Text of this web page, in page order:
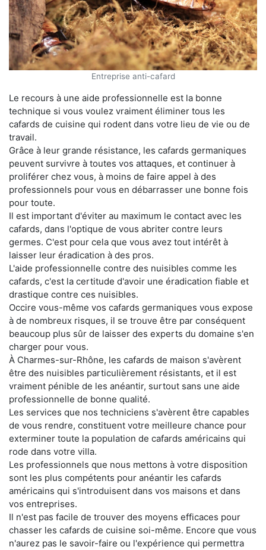
Entreprise anti-cafard
Le recours à une aide professionnelle est la bonne
technique si vous voulez vraiment éliminer tous les
cafards de cuisine qui rodent dans votre lieu de vie ou de
travail.
Grâce à leur grande résistance, les cafards germaniques
peuvent survivre à toutes vos attaques, et continuer à
proliférer chez vous, à moins de faire appel à des
professionnels pour vous en débarrasser une bonne fois
pour toute.
Il est important d'éviter au maximum le contact avec les
cafards, dans l'optique de vous abriter contre leurs
germes. C'est pour cela que vous avez tout intérêt à
laisser leur éradication à des pros.
L'aide professionnelle contre des nuisibles comme les
cafards, c'est la certitude d'avoir une éradication fiable et
drastique contre ces nuisibles.
Occire vous-même vos cafards germaniques vous expose
à de nombreux risques, il se trouve être par conséquent
beaucoup plus sûr de laisser des experts du domaine s'en
charger pour vous.
À Charmes-sur-Rhône, les cafards de maison s'avèrent
être des nuisibles particulièrement résistants, et il est
vraiment pénible de les anéantir, surtout sans une aide
professionnelle de bonne qualité.
Les services que nos techniciens s'avèrent être capables
de vous rendre, constituent votre meilleure chance pour
exterminer toute la population de cafards américains qui
rode dans votre villa.
Les professionnels que nous mettons à votre disposition
sont les plus compétents pour anéantir les cafards
américains qui s'introduisent dans vos maisons et dans
vos entreprises.
Il n'est pas facile de trouver des moyens efficaces pour
chasser les cafards de cuisine soi-même. Encore que vous
n'aurez pas le savoir-faire ou l'expérience qui permettra